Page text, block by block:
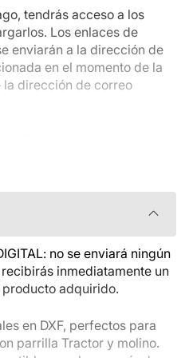
tendrás acceso a los
Los enlaces de
enviarán a la dirección de
en el momento de la
dirección de correo
cambiar ni cancelar
antes de
contacto con nosotros si
problemas con el pedido,
con el vendedor.
no se enviará ningún
inmediatamente un
adquirido.
en DXF, perfectos para
parrilla Tractor y molino.